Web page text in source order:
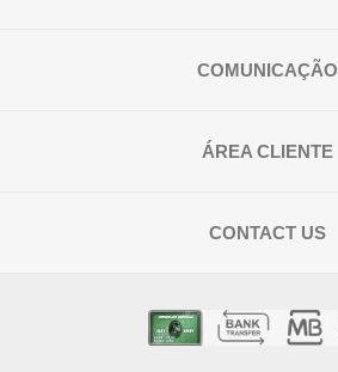
COMUNICAÇÃO
ÁREA CLIENTE
CONTACT US